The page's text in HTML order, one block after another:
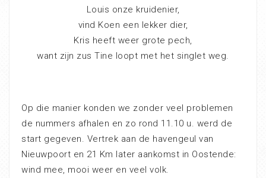
Louis onze kruidenier,
vind Koen een lekker dier,
Kris heeft weer grote pech,
want zijn zus Tine loopt met het singlet weg.
Op die manier konden we zonder veel problemen
de nummers afhalen en zo rond 11.10 u. werd de
start gegeven. Vertrek aan de havengeul van
Nieuwpoort en 21 Km later aankomst in Oostende:
wind mee, mooi weer en veel volk.